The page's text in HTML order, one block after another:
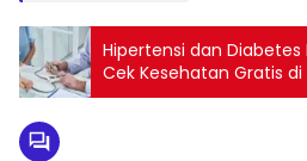
Hipertensi dan
Cek Kesehatan Gratis